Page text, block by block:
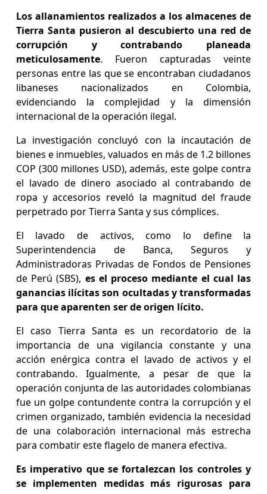
Los allanamientos realizados a los almacenes de
Tierra Santa pusieron al descubierto una red de
corrupción y contrabando planeada
meticulosamente. Fueron capturadas veinte
personas entre las que se encontraban ciudadanos
libaneses nacionalizados en Colombia,
evidenciando la complejidad y la dimensión
internacional de la operación ilegal.
La investigación concluyó con la incautación de
bienes e inmuebles, valuados en más de 1.2 billones
COP (300 millones USD), además, este golpe contra
el lavado de dinero asociado al contrabando de
ropa y accesorios reveló la magnitud del fraude
perpetrado por Tierra Santa y sus cómplices.
El lavado de activos, como lo define la
Superintendencia de Banca, Seguros y
Administradoras Privadas de Fondos de Pensiones
de Perú (SBS), es el proceso mediante el cual las
ganancias ilícitas son ocultadas y transformadas
para que aparenten ser de origen lícito.
El caso Tierra Santa es un recordatorio de la
importancia de una vigilancia constante y una
acción enérgica contra el lavado de activos y el
contrabando. Igualmente, a pesar de que la
operación conjunta de las autoridades colombianas
fue un golpe contundente contra la corrupción y el
crimen organizado, también evidencia la necesidad
de una colaboración internacional más estrecha
para combatir este flagelo de manera efectiva.
Es imperativo que se fortalezcan los controles y
se implementen medidas más rigurosas para